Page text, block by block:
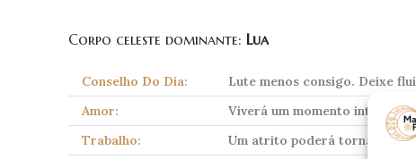
Corpo celeste dominante: Lua
Conselho Do Dia:
Lute menos consigo. Deixe
Amor:
Viverá um momento intenso.
Trabalho:
Um atrito poderá tornar o seu